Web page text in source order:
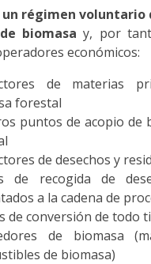
un régimen
biomasa y, por
económicos:
de materias
forestal
puntos de acopio de
de desechos y
de recogida de
a la cadena de
de conversión de todo
de biomasa
de biomasa)